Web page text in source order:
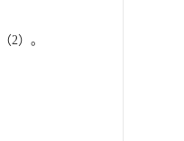
（2） 。